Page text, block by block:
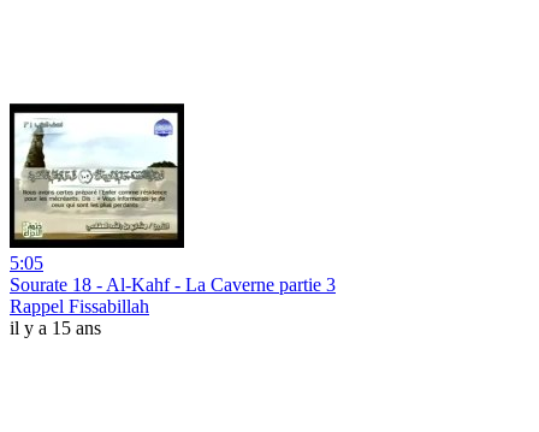
5:05
Sourate 18 - Al-Kahf - La Caverne partie 3
Rappel Fissabillah
il y a 15 ans